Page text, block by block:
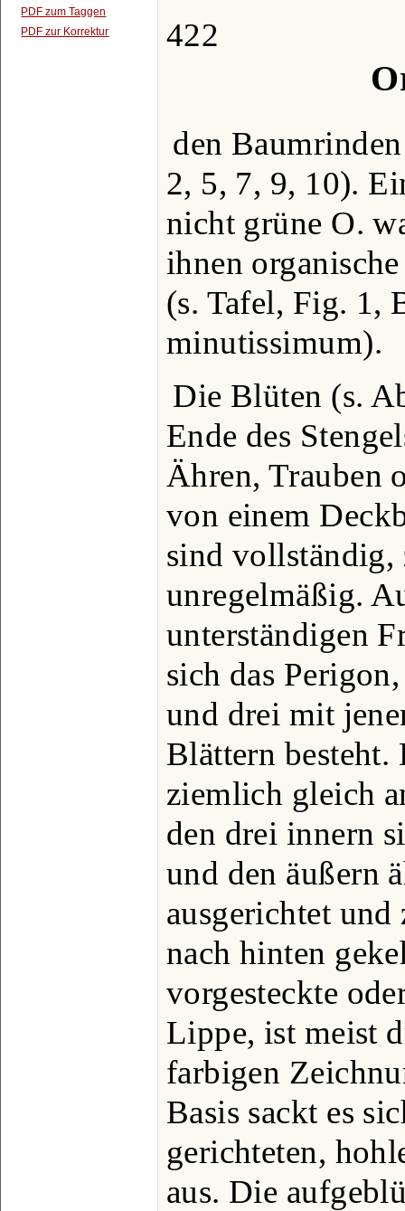
PDF zum Taggen
PDF zur Korrektur
422
den
2, 5, 7, 9, 10).
nicht grüne O.
ihnen
(s. Tafel, Fig. 1,
minutissimum).
Die Blüten (s.
Ende des
Ähren, Trauben
von einem
sind vollständig,
unregelmäßig.
unterständigen
sich das
und drei mit
Blättern besteht.
ziemlich gleich
den drei innern
und den äußern
ausgerichtet und
nach hinten
vorgesteckte
Lippe, ist meist
farbigen
Basis sackt es
gerichteten,
aus. Die